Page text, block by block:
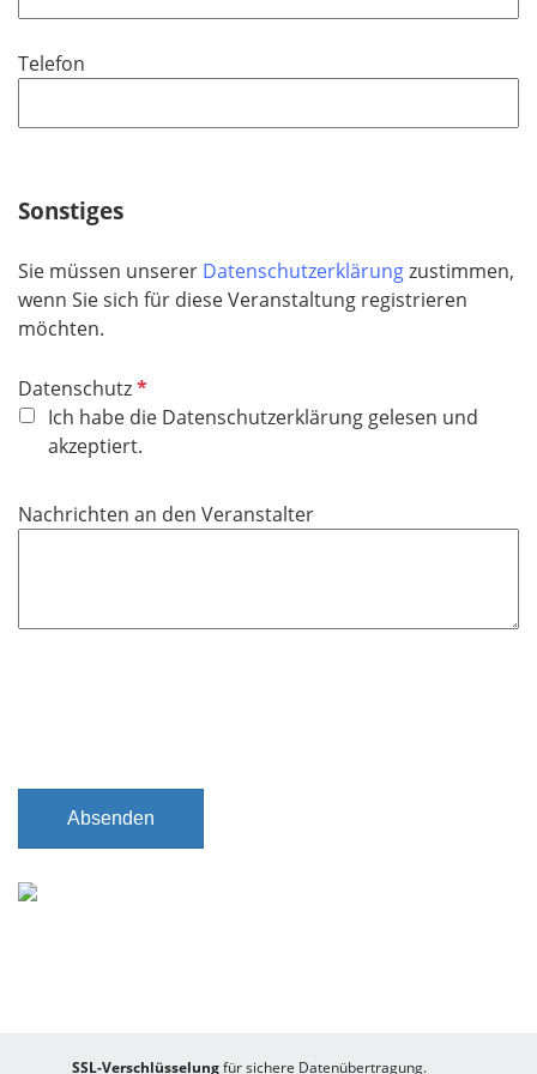
d
c
t
l
Telefon
Sonstiges
Sie müssen unserer Datenschutzerklärungzustimmen,
wenn Sie sich für diese Veranstaltung registrieren
möchten.
DatenschutzP
f
l
h
Ich habe die Datenschutzerklärung gelesen und
akzeptiert.
Nachrichten an den Veranstalter
Absenden
SSL-Verschlüsselungfür sichere Datenübertragung.